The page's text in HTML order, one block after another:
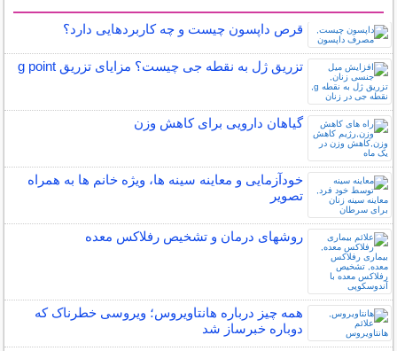
قرص داپسون چیست و چه کاربردهایی دارد؟
تزریق ژل به نقطه جی چیست؟ مزایای تزریق g point
گیاهان دارویی برای کاهش وزن
خودآزمایی و معاینه سینه ها، ویژه خانم ها به همراه
تصویر
روشهای درمان و تشخیص رفلاکس معده
همه چیز درباره هانتاویروس؛ ویروسی خطرناک که
دوباره خبرساز شد